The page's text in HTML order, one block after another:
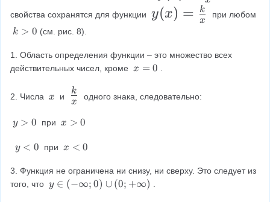
;
ri
h
}
{
2
}
ri
g
t
)
}
{
x
}
r
a
c
{
1
{
}
(
x
=
r
}
свойства сохранятся для функции y
)
\f
{
k
y(x) = x
k
при любом
k
0
k > 0 (см. рис. 8).
1. Область определения функции – это множество всех
действительных чисел, кроме x
x = 0
2. Числа \
x
x и
\
r
a
{
k
x
k
одного знака, следовательно:
y
0
y > 0 при x
0
x > 0
y
0
y < 0 при x
0
x < 0
3. Функция не ограничена ни снизу, ни сверху. Это следует из
того, что y
y ∈ (−∞; 0) ∪ (0; +∞)